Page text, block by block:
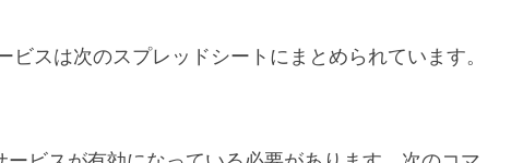
スは次のスプレッドシートにまとめられています。